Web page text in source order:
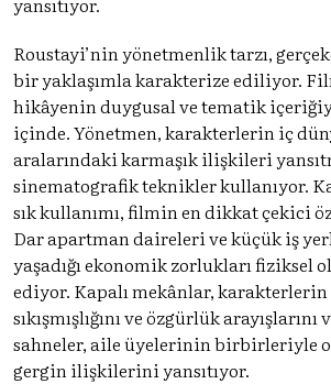
Roustayi’nin yönetmenlik tarzı,
bir yaklaşımla karakterize ediliyor.
hikâyenin duygusal ve tematik
içinde. Yönetmen, karakterlerin iç
aralarındaki karmaşık ilişkileri
sinematografik teknikler kullanıyor.
sık kullanımı, filmin en dikkat çekici
Dar apartman daireleri ve küçük iş
yaşadığı ekonomik zorlukları fiziksel
ediyor. Kapalı mekânlar,
sıkışmışlığını ve özgürlük
sahneler, aile üyelerinin birbirleriyle
gergin ilişkilerini yansıtıyor.